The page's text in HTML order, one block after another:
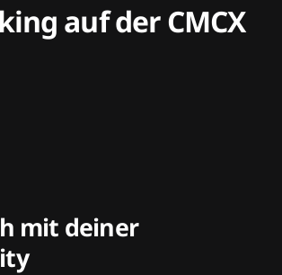
auf der CMCX
mit deiner